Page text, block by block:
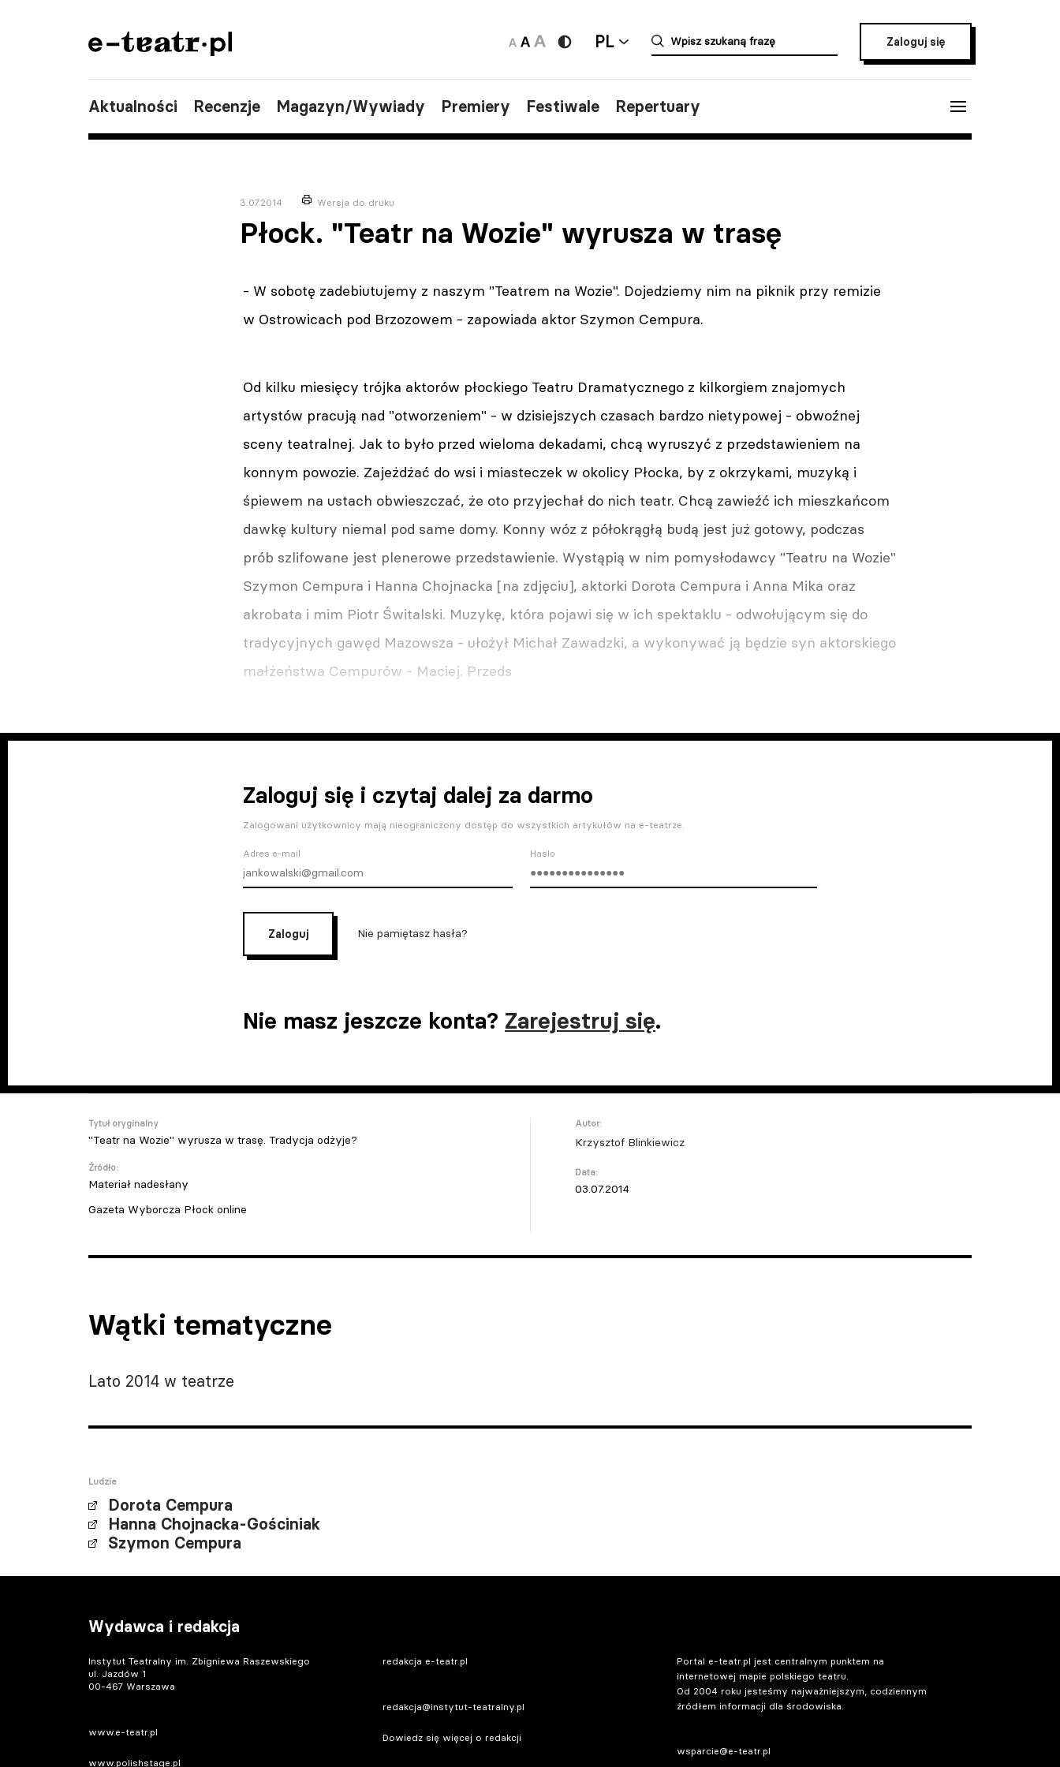
PL Zaloguj się
Aktualności Recenzje Magazyn/Wywiady Premiery Festiwale Repertuary
3.07.2014 Wersja do druku
Płock. "Teatr na Wozie" wyrusza w trasę
- W sobotę zadebiutujemy z naszym "Teatrem na Wozie". Dojedziemy nim na piknik przy remizie
w Ostrowicach pod Brzozowem - zapowiada aktor Szymon Cempura.
Od kilku miesięcy trójka aktorów płockiego Teatru Dramatycznego z kilkorgiem znajomych
artystów pracują nad "otworzeniem" - w dzisiejszych czasach bardzo nietypowej - obwoźnej
sceny teatralnej. Jak to było przed wieloma dekadami, chcą wyruszyć z przedstawieniem na
konnym powozie. Zajeżdżać do wsi i miasteczek w okolicy Płocka, by z okrzykami, muzyką i
śpiewem na ustach obwieszczać, że oto przyjechał do nich teatr. Chcą zawieźć ich mieszkańcom
dawkę kultury niemal pod same domy. Konny wóz z półokrągłą budą jest już gotowy, podczas
prób szlifowane jest plenerowe przedstawienie. Wystąpią w nim pomysłodawcy "Teatru na Wozie"
Szymon Cempura i Hanna Chojnacka [na zdjęciu], aktorki Dorota Cempura i Anna Mika oraz
akrobata i mim Piotr Świtalski. Muzykę, która pojawi się w ich spektaklu - odwołującym się do
tradycyjnych gawęd Mazowsza - ułożył Michał Zawadzki, a wykonywać ją będzie syn aktorskiego
małżeństwa Cempurów - Maciej. Przeds
Zaloguj się i czytaj dalej za darmo
Zalogowani użytkownicy mają nieograniczony dostęp do wszystkich artykułów na e-teatrze.
Adres e-mail Haslo
Zaloguj Nie pamiętasz hasła?
Nie masz jeszcze konta? Zarejestruj się.
Tytuł oryginalny
"Teatr na Wozie" wyrusza w trasę. Tradycja odżyje?
Źródło:
Materiał nadesłany
Gazeta Wyborcza Płock online
Autor:
Krzysztof Blinkiewicz
Data:
03.07.2014
Wątki tematyczne
Lato 2014 w teatrze
Ludzie
Dorota Cempura
Hanna Chojnacka-Gościniak
Szymon Cempura
Wydawca i redakcja
Instytut Teatralny im. Zbigniewa Raszewskiego
ul. Jazdów 1
00-467 Warszawa
www.e-teatr.pl
www.polishstage.pl
redakcja e-teatr.pl
redakcja@instytut-teatralny.pl
Dowiedz się więcej o redakcji
Portal e-teatr.pl jest centralnym punktem na
internetowej mapie polskiego teatru.
Od 2004 roku jesteśmy najważniejszym, codziennym
źródłem informacji dla środowiska.
wsparcie@e-teatr.pl